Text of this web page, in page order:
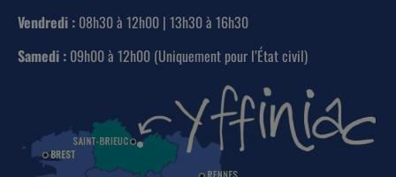
Vendredi : 08h30 à 12h00 | 13h30 à 16h30
Samedi : 09h00 à 12h00 (Uniquement pour l’État civil)